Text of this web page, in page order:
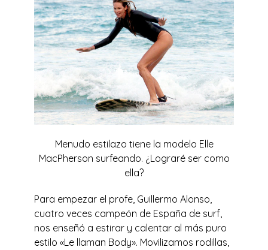
Menudo estilazo tiene la modelo Elle
MacPherson surfeando. ¿Lograré ser como
ella?
Para empezar el profe, Guillermo Alonso,
cuatro veces campeón de España de surf,
nos enseñó a estirar y calentar al más puro
estilo «Le llaman Body». Movilizamos rodillas,